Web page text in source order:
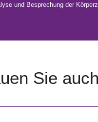
und Besprechung der
Sie